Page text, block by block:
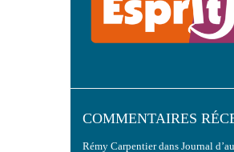
COMMENTAIRES
Rémy Carpentierdans Journal